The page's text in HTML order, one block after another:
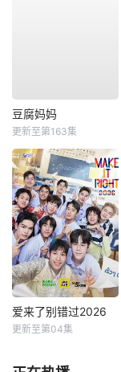
豆腐妈妈
更新至第163集
爱来了别错过2026
更新至第04集